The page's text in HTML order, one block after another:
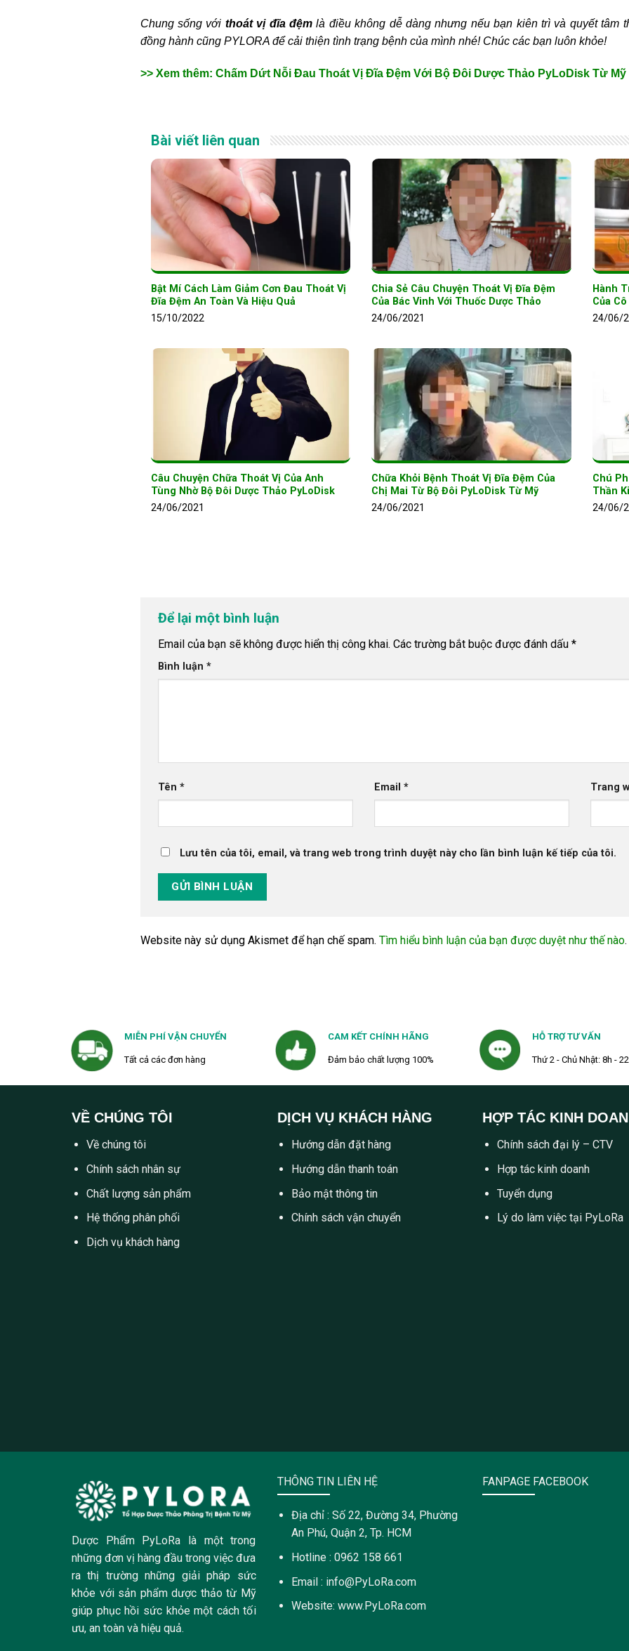
Chung sống với thoát vị đĩa đệmlà điều không dễ dàng nhưng nếu bạn kiên trì và quyết tâm
đồng hành cũng PYLORA để cải thiện tình trạng bệnh của mình nhé! Chúc các bạn luôn khỏe!
>> Xem thêm: Chấm Dứt Nỗi Đau Thoát Vị Đĩa Đệm Với Bộ Đôi Dược Thảo PyLoDisk Từ Mỹ
Bài viết liên quan
Bật Mí Cách Làm Giảm Cơn Đau Thoát Vị
Đĩa Đệm An Toàn Và Hiệu Quả
15/10/2022
Chia Sẻ Câu Chuyện Thoát Vị Đĩa Đệm
Của Bác Vinh Với Thuốc Dược Thảo
24/06/2021
Hành
Của
24/06/
Câu Chuyện Chữa Thoát Vị Của Anh
Tùng Nhờ Bộ Đôi Dược Thảo PyLoDisk
24/06/2021
Chữa Khỏi Bệnh Thoát Vị Đĩa Đệm Của
Chị Mai Từ Bộ Đôi PyLoDisk Từ Mỹ
24/06/2021
Chú
Thần
24/06/
Để lại một bình luận
Email của bạn sẽ không được hiển thị công khai. Các trường bắt buộc được đánh dấu *
Bình luận *
Tên * Email * Trang
Lưu tên của tôi, email, và trang web trong trình duyệt này cho lần bình luận kế tiếp của tôi.
Website này sử dụng Akismet để hạn chế spam. Tìm hiểu bình luận của bạn được duyệt như thế nào.
MIỄN PHÍ VẬN CHUYỂN
Tất cả các đơn hàng
CAM KẾT CHÍNH HÃNG
Đảm bảo chất lượng 100%
HỖ TRỢ TƯ VẤN
Thứ 2 - Chủ Nhật: 8h -
VỀ CHÚNG TÔI
Về chúng tôi
Chính sách nhân sự
Chất lượng sản phẩm
Hệ thống phân phối
Dịch vụ khách hàng
DỊCH VỤ KHÁCH HÀNG
Hướng dẫn đặt hàng
Hướng dẫn thanh toán
Bảo mật thông tin
Chính sách vận chuyển
HỢP TÁC KINH
Chính sách đại lý – CTV
Hợp tác kinh doanh
Tuyển dụng
Lý do làm việc tại PyLoRa
Dược Phẩm PyLoRa là một trong
những đơn vị hàng đầu trong việc đưa
ra thị trường những giải pháp sức
khỏe với sản phẩm dược thảo từ Mỹ
giúp phục hồi sức khỏe một cách tối
ưu, an toàn và hiệu quả.
THÔNG TIN LIÊN HỆ
Địa chỉ : Số 22, Đường 34, Phường
An Phú, Quận 2, Tp. HCM
Hotline : 0962 158 661
Email : info@PyLoRa.com
Website: www.PyLoRa.com
FANPAGE FACEBOOK